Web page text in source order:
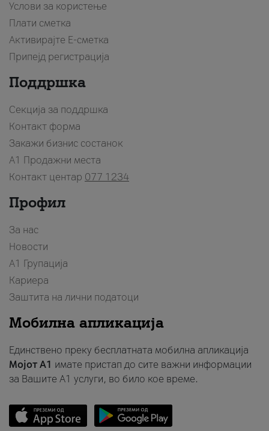
Услови за користење
Плати сметка
Активирајте Е-сметка
Припејд регистрација
Поддршка
Секција за поддршка
Контакт форма
Закажи бизнис состанок
A1 Продажни места
Контакт центар 077 1234
Профил
За нас
Новости
А1 Групација
Кариера
Заштита на лични податоци
Мобилна апликација
Единствено преку бесплатната мобилна апликација
Мојот A1 имате пристап до сите важни информации
за Вашите A1 услуги, во било кое време.